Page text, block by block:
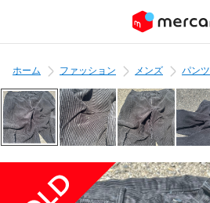
ホーム ファッション メンズ パンツ